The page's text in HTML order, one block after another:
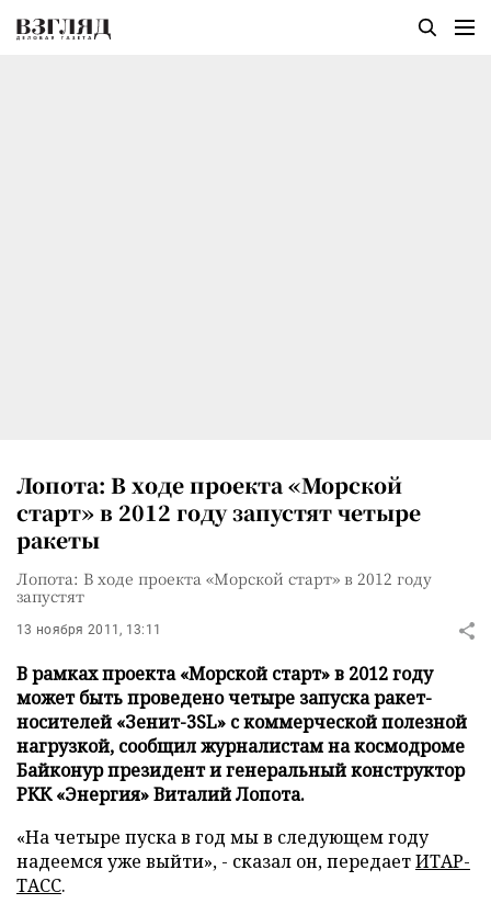
Лопота: В ходе проекта «Морской
старт» в 2012 году запустят четыре
ракеты
Лопота: В ходе проекта «Морской старт» в 2012 году
запустят
13 ноября 2011, 13:11
В рамках проекта «Морской старт» в 2012 году
может быть проведено четыре запуска ракет-
носителей «Зенит-3SL» с коммерческой полезной
нагрузкой, сообщил журналистам на космодроме
Байконур президент и генеральный конструктор
РКК «Энергия» Виталий Лопота.
«На четыре пуска в год мы в следующем году
надеемся уже выйти», - сказал он, передаетИТАР-
ТАСС.